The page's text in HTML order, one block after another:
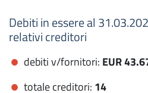
Debiti in essere al
relativi creditori
debiti v/fornitori: EUR
totale creditori: 14